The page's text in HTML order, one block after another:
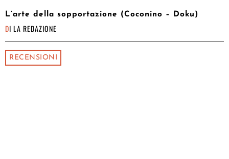
L’arte della sopportazione (Coconino – Doku)
DI LA REDAZIONE
RECENSIONI